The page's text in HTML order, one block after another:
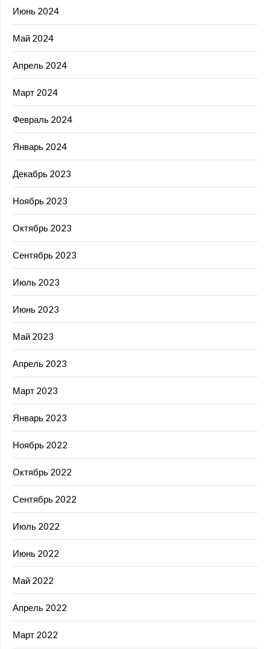
Июнь 2024
Май 2024
Апрель 2024
Март 2024
Февраль 2024
Январь 2024
Декабрь 2023
Ноябрь 2023
Октябрь 2023
Сентябрь 2023
Июль 2023
Июнь 2023
Май 2023
Апрель 2023
Март 2023
Январь 2023
Ноябрь 2022
Октябрь 2022
Сентябрь 2022
Июль 2022
Июнь 2022
Май 2022
Апрель 2022
Март 2022